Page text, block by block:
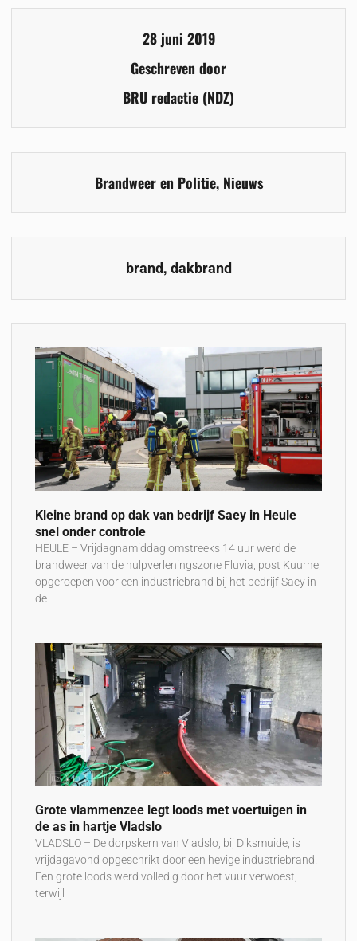
28 juni 2019
Geschreven door
BRU redactie (NDZ)
Brandweer en Politie, Nieuws
brand, dakbrand
Kleine brand op dak van bedrijf Saey in Heule
snel onder controle
HEULE – Vrijdagnamiddag omstreeks 14 uur werd de
brandweer van de hulpverleningszone Fluvia, post Kuurne,
opgeroepen voor een industriebrand bij het bedrijf Saey in
de
Grote vlammenzee legt loods met voertuigen in
de as in hartje Vladslo
VLADSLO – De dorpskern van Vladslo, bij Diksmuide, is
vrijdagavond opgeschrikt door een hevige industriebrand.
Een grote loods werd volledig door het vuur verwoest,
terwijl